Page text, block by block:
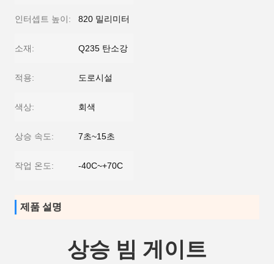
인터셉트 높이: 820 밀리미터
소재: Q235 탄소강
적용: 도로시설
색상: 회색
상승 속도: 7초~15초
작업 온도: -40C~+70C
제품 설명
상승 빔 게이트